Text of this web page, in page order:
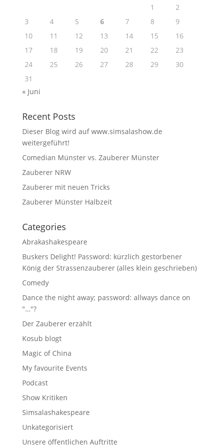
1
2
3
4 5 6 7 8
9
10
11 12 13 14 15
16
17
18 19 20 21 22
23
24
25 26 27 28 29
30
31
« Juni
Recent Posts
Dieser Blog wird auf www.simsalashow.de
weitergeführt!
Comedian Münster vs. Zauberer Münster
Zauberer NRW
Zauberer mit neuen Tricks
Zauberer Münster Halbzeit
Categories
Abrakashakespeare
Buskers Delight! Password: kürzlich gestorbener
König der Strassenzauberer (alles klein geschrieben)
Comedy
Dance the night away; password: allways dance on
"…"?
Der Zauberer erzählt
Kosub blogt
Magic of China
My favourite Events
Podcast
Show Kritiken
Simsalashakespeare
Unkategorisiert
Unsere öffentlichen Auftritte